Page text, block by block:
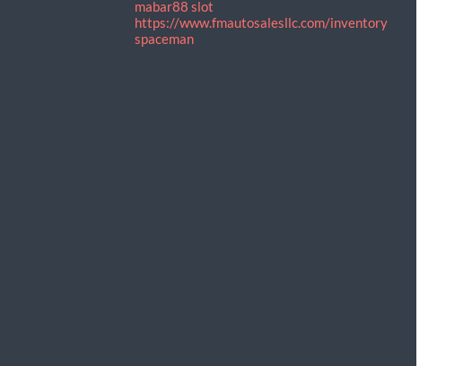
mabar88 slot
https://www.fmautosalesllc.com/inventory
spaceman